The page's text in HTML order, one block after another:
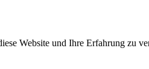
Website und Ihre Erfahrung zu